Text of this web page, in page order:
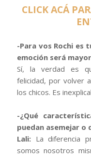
CLICK ACÁ
-Para vos Rochi es
emoción será
Sí, la verdad es
felicidad, por volver
los chicos. Es
-¿Qué
puedan asemejar o
Lali: La diferencia
somos nosotros